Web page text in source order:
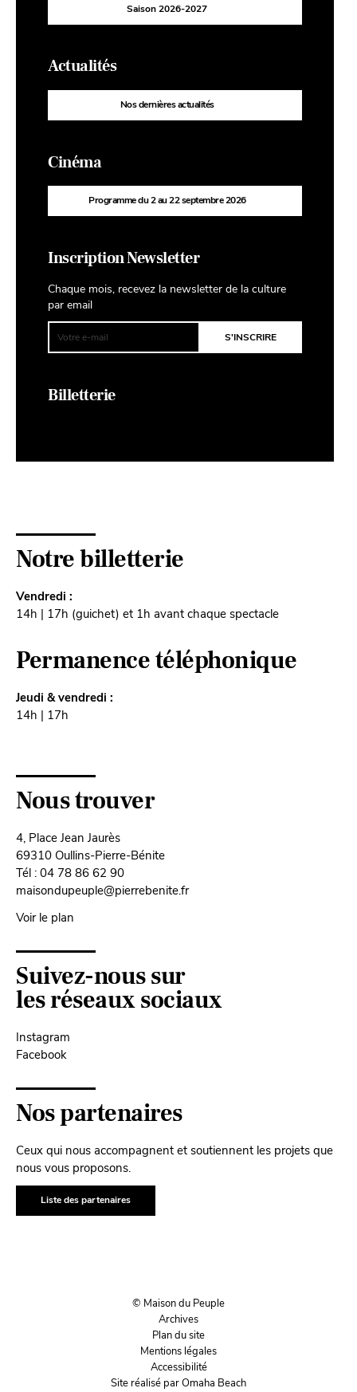
Saison 2026-2027
Actualités
Nos dernières actualités
Cinéma
Programme du 2 au 22 septembre 2026
Inscription Newsletter
Chaque mois, recevez la newsletter de la culture
par email
Billetterie
Notre billetterie
Vendredi :
14h | 17h (guichet) et 1h avant chaque spectacle
Permanence téléphonique
Jeudi & vendredi :
14h | 17h
Nous trouver
4, Place Jean Jaurès
69310 Oullins-Pierre-Bénite
Tél : 04 78 86 62 90
maisondupeuple@pierrebenite.fr
Voir le plan
Suivez-nous sur
les réseaux sociaux
Instagram
Facebook
Nos partenaires
Ceux qui nous accompagnent et soutiennent les projets que
nous vous proposons.
Liste des partenaires
© Maison du Peuple
Archives
Plan du site
Mentions légales
Accessibilité
Site réalisé par Omaha Beach